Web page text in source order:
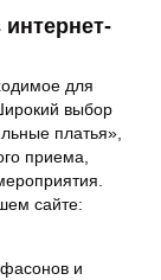
для
выбор
платья»,
приема,
сайте:
и